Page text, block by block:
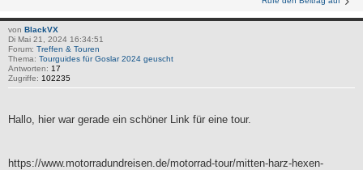
von BlackVX
Di Mai 21, 2024 16:34:51
Forum: Treffen & Touren
Thema: Tourguides für Goslar 2024 geuscht
Antworten: 17
Zugriffe: 102235
Hallo, hier war gerade ein schöner Link für eine tour.
https://www.motorradundreisen.de/motorrad-tour/mitten-harz-hexen-